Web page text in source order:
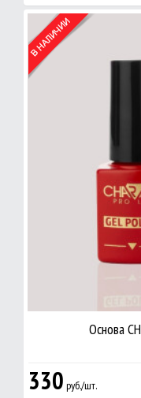
Основа
330 руб./шт.